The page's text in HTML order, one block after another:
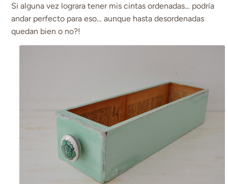
Si alguna vez lograra tener mis cintas ordenadas… podría
andar perfecto para eso… aunque hasta desordenadas
quedan bien o no?!